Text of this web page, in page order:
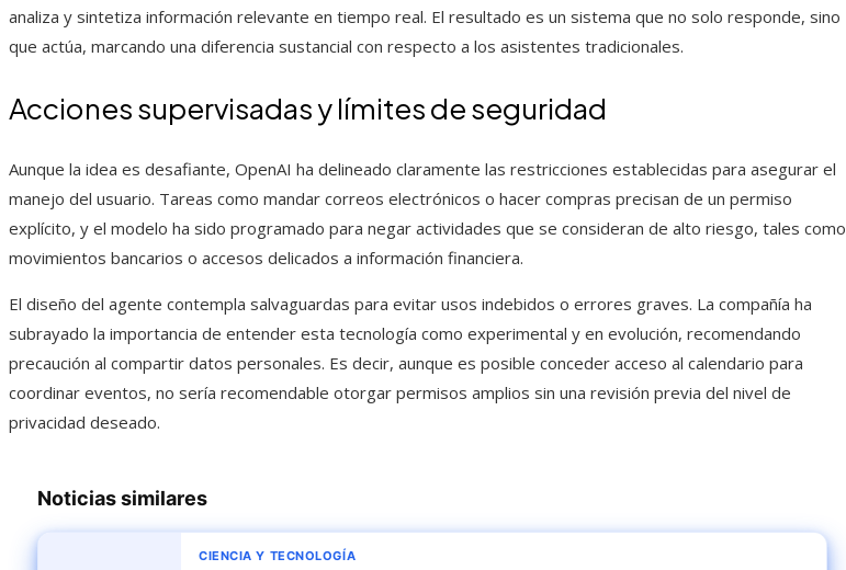
analiza y sintetiza información relevante en tiempo real. El resultado es un sistema que no solo responde, sino
que actúa, marcando una diferencia sustancial con respecto a los asistentes tradicionales.
Acciones supervisadas y límites de seguridad
Aunque la idea es desafiante, OpenAI ha delineado claramente las restricciones establecidas para asegurar el
manejo del usuario. Tareas como mandar correos electrónicos o hacer compras precisan de un permiso
explícito, y el modelo ha sido programado para negar actividades que se consideran de alto riesgo, tales como
movimientos bancarios o accesos delicados a información financiera.
El diseño del agente contempla salvaguardas para evitar usos indebidos o errores graves. La compañía ha
subrayado la importancia de entender esta tecnología como experimental y en evolución, recomendando
precaución al compartir datos personales. Es decir, aunque es posible conceder acceso al calendario para
coordinar eventos, no sería recomendable otorgar permisos amplios sin una revisión previa del nivel de
privacidad deseado.
Noticias similares
CIENCIA Y TECNOLOGÍA